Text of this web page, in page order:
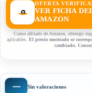
OFERTA
VER FICHA
AMAZON
Como afiliado de Amazon, obtengo
aplicables. El precio mostrado se
cambiado.
— Sin valoraciones